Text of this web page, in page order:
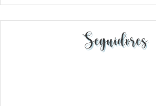
Seguidores